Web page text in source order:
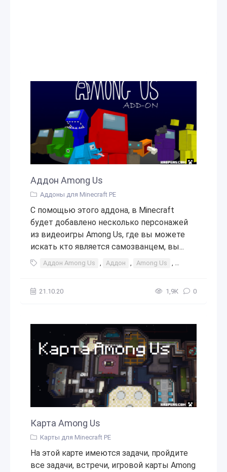
Аддон Among Us
Аддоны для Minecraft PE
С помощью этого аддона, в Minecraft
будет добавлено несколько персонажей
из видеоигры Among Us, где вы можете
искать кто является самозванцем, вы...
Аддон Among Us , Аддон , Among Us , Among
21.10.20 1,9К 0
Карта Among Us
Карты для Minecraft PE
На этой карте имеются задачи, пройдите
все задачи, встречи, игровой карты Among